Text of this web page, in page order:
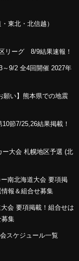
東北・北信越）
リーグ 8/9結果速報！
9/2 全4回開催 2027年
願い】熊本県での地震
節7/25,26結果掲載！
ー大会 札幌地区予選 (北
南北海道大会 要項掲
報＆組合せ募集
会 要項掲載！組合せは
募集
スケジュール一覧